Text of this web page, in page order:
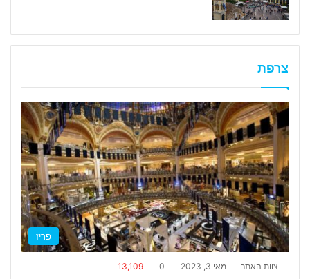
צרפת
פריז
צוות האתר מאי 3, 2023 0
13,109